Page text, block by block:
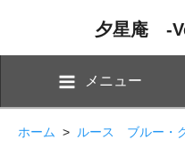
夕星庵 -
メニュー
ホーム > ルース ブルー・